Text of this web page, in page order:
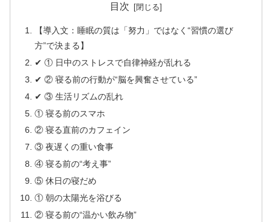
目次
【導入文：睡眠の質は「努力」ではなく“習慣の選び
方”で決まる】
✔ ① 日中のストレスで自律神経が乱れる
✔ ② 寝る前の行動が“脳を興奮させている”
✔ ③ 生活リズムの乱れ
① 寝る前のスマホ
② 寝る直前のカフェイン
③ 夜遅くの重い食事
④ 寝る前の“考え事”
⑤ 休日の寝だめ
① 朝の太陽光を浴びる
② 寝る前の“温かい飲み物”